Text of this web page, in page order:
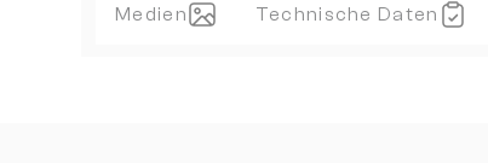
Medien Technische Daten